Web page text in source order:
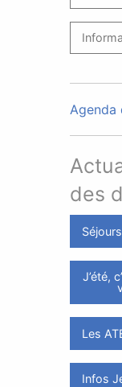
Agenda
des
J’été,
Les
Infos